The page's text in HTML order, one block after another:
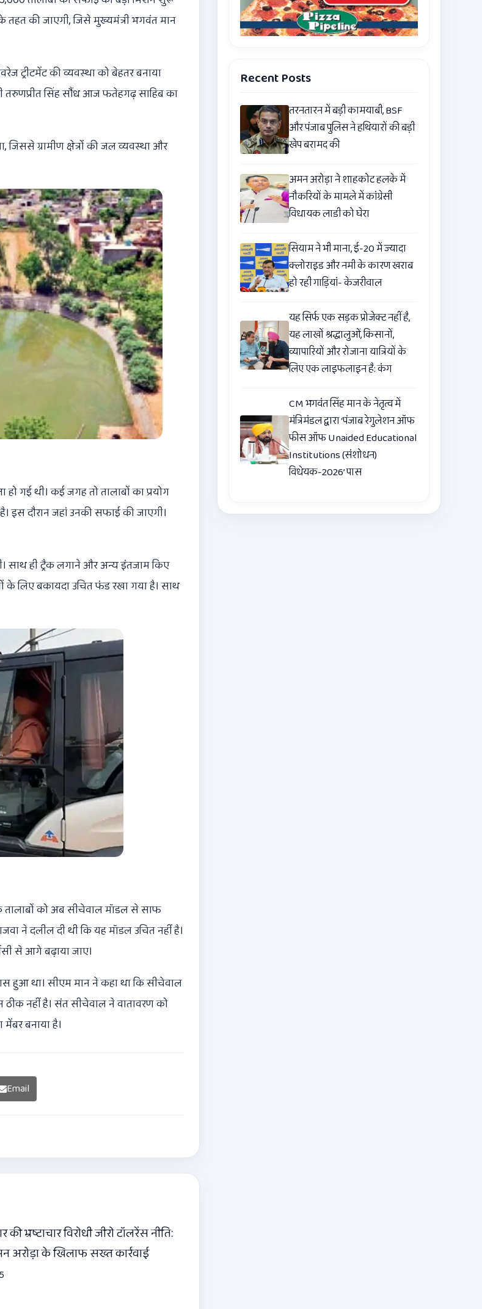
तहत की जाएगी, जिसे मुख्यमंत्री भगवंत मान
ट्रीटमेंट की व्यवस्था को बेहतर बनाया
तरुणप्रीत सिंह सौंध आज फतेहगढ़ साहिब का
जिससे ग्रामीण क्षेत्रों की जल व्यवस्था और
गई थी। कई जगह तो तालाबों का प्रयोग
इस दौरान जहां उनकी सफाई की जाएगी।
साथ ही ट्रैक लगाने और अन्य इंतजाम किए
के लिए बकायदा उचित फंड रखा गया है। साथ
तालाबों को अब सीचेवाल मॉडल से साफ
ने दलील दी थी कि यह मॉडल उचित नहीं है।
से आगे बढ़ाया जाए।
हुआ था। सीएम मान ने कहा था कि सीचेवाल
नहीं है। संत सीचेवाल ने वातावरण को
बनाया है।
Email
भ्रष्टाचार विरोधी जीरो टॉलरेंस नीति:
अरोड़ा के खिलाफ सख्त कार्रवाई
Recent Posts
तरनतारन में बड़ी कामयाबी, BSF
और पंजाब पुलिस ने हथियारों की बड़ी
खेप बरामद की
अमन अरोड़ा ने शाहकोट हलके में
नौकरियों के मामले में कांग्रेसी
विधायक लाडी को घेरा
सियाम ने भी माना, ई-20 में ज्यादा
क्लोराइड और नमी के कारण खराब
हो रही गाड़ियां- केजरीवाल
यह सिर्फ एक सड़क प्रोजेक्ट नहीं है,
यह लाखों श्रद्धालुओं, किसानों,
व्यापारियों और रोजाना यात्रियों के
लिए एक लाइफलाइन है: कंग
CM भगवंत सिंह मान के नेतृत्व में
मंत्रिमंडल द्वारा ‘पंजाब रेगुलेशन ऑफ
फीस ऑफ Unaided Educational
Institutions (संशोधन)
विधेयक-2026’ पास